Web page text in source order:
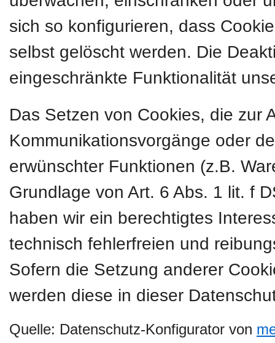
sich so konfigurieren, dass
selbst gelöscht werden. Die
eingeschränkte Funktionalität
Das Setzen von Cookies, die zur
Kommunikationsvorgänge oder
erwünschter Funktionen (z.B.
Grundlage von Art. 6 Abs. 1 lit. f
haben wir ein berechtigtes
technisch fehlerfreien und
Sofern die Setzung anderer
werden diese in dieser
Quelle: Datenschutz-Konfigurator von